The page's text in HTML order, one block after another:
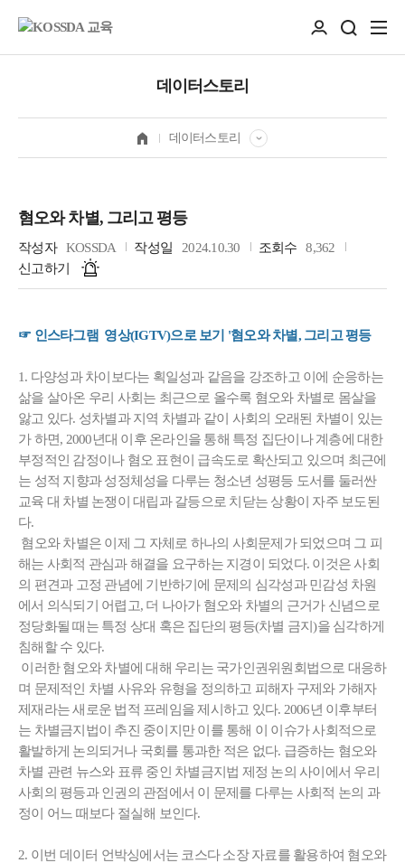
데이터스토리
데이터스토리
혐오와 차별, 그리고 평등
작성자 KOSSDA 작성일 2024.10.30 조회수
8,362
신고하기
☞ 인스타그램 영상(IGTV)으로 보기 '혐오와 차별, 그리고 평등
1. 다양성과 차이보다는 획일성과 같음을 강조하고 이에 순응하는
삶을 살아온 우리 사회는 최근으로 올수록 혐오와 차별로 몸살을
앓고 있다. 성차별과 지역 차별과 같이 사회의 오래된 차별이 있는
가 하면, 2000년대 이후 온라인을 통해 특정 집단이나 계층에 대한
부정적인 감정이나 혐오 표현이 급속도로 확산되고 있으며 최근에
는 성적 지향과 성정체성을 다루는 청소년 성평등 도서를 둘러싼
교육 대 차별 논쟁이 대립과 갈등으로 치닫는 상황이 자주 보도된
다.
혐오와 차별은 이제 그 자체로 하나의 사회문제가 되었으며 그 피
해는 사회적 관심과 해결을 요구하는 지경이 되었다. 이것은 사회
의 편견과 고정 관념에 기반하기에 문제의 심각성과 민감성 차원
에서 의식되기 어렵고, 더 나아가 혐오와 차별의 근거가 신념으로
정당화될 때는 특정 상대 혹은 집단의 평등(차별 금지)을 심각하게
침해할 수 있다.
이러한 혐오와 차별에 대해 우리는 국가인권위원회법으로 대응하
며 문제적인 차별 사유와 유형을 정의하고 피해자 구제와 가해자
제재라는 새로운 법적 프레임을 제시하고 있다. 2006년 이후부터
는 차별금지법이 추진 중이지만 이를 통해 이 이슈가 사회적으로
활발하게 논의되거나 국회를 통과한 적은 없다. 급증하는 혐오와
차별 관련 뉴스와 표류 중인 차별금지법 제정 논의 사이에서 우리
사회의 평등과 인권의 관점에서 이 문제를 다루는 사회적 논의 과
정이 어느 때보다 절실해 보인다.
2. 이번 데이터 언박싱에서는 코스다 소장 자료를 활용하여 혐오와